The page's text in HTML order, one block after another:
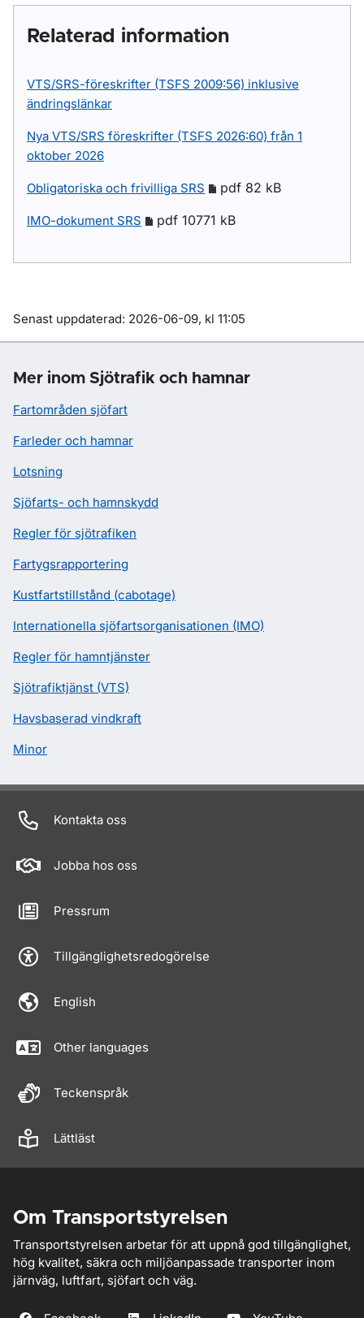
Relaterad information
VTS/SRS-föreskrifter (TSFS 2009:56) inklusive
ändringslänkar
Nya VTS/SRS föreskrifter (TSFS 2026:60) från 1
oktober 2026
Obligatoriska och frivilliga SRS pdf 82 kB
IMO-dokument SRS pdf 10771 kB
Om sidan
Senast uppdaterad: 2026-06-09, kl 11:05
Mer inom Sjötrafik och hamnar
Fartområden sjöfart
Farleder och hamnar
Lotsning
Sjöfarts- och hamnskydd
Regler för sjötrafiken
Fartygsrapportering
Kustfartstillstånd (cabotage)
Internationella sjöfartsorganisationen (IMO)
Regler för hamntjänster
Sjötrafiktjänst (VTS)
Havsbaserad vindkraft
Minor
Kontakta oss
Jobba hos oss
Pressrum
Tillgänglighetsredogörelse
English
Other languages
Teckenspråk
Lättläst
Om Transportstyrelsen
Transportstyrelsen arbetar för att uppnå god tillgänglighet,
hög kvalitet, säkra och miljöanpassade transporter inom
järnväg, luftfart, sjöfart och väg.